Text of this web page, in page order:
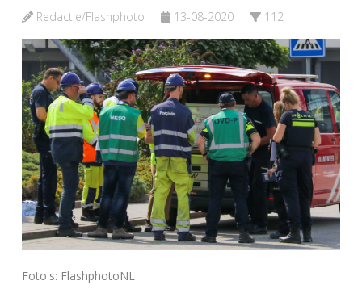
Redactie/Flashphoto 13-08-2020 112
Foto's: FlashphotoNL